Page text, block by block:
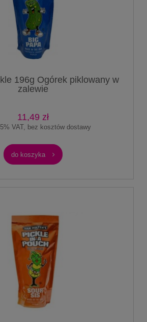
196g Ogórek piklowany w
zalewie
11,49 zł
VAT, bez kosztów dostawy
do koszyka